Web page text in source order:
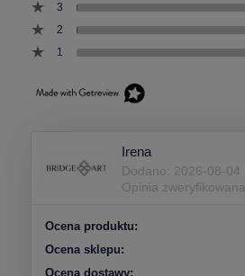
3
2
1
Irena
Dodano: 2026-08-04
Opinia zweryfikowana
Ocena produktu:
Ocena sklepu:
Ocena dostawy: